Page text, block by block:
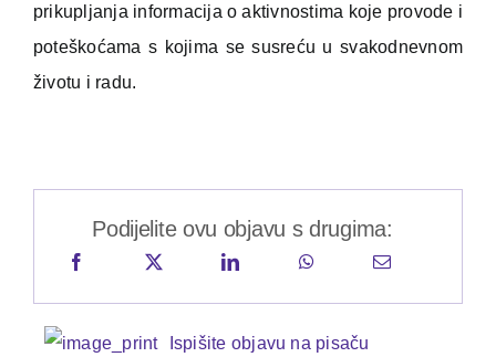
prikupljanja informacija o aktivnostima koje provode i
poteškoćama s kojima se susreću u svakodnevnom
životu i radu.
Podijelite ovu objavu s drugima:
Ispišite objavu na pisaču